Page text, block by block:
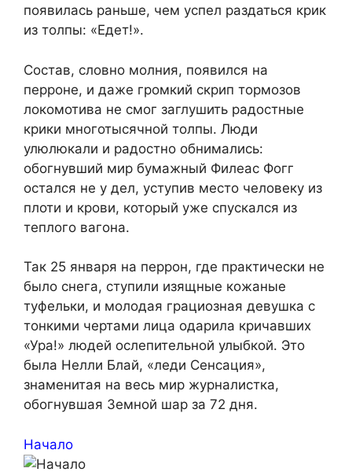
появилась раньше, чем успел раздаться крик
из толпы: «Едет!».
Состав, словно молния, появился на
перроне, и даже громкий скрип тормозов
локомотива не смог заглушить радостные
крики многотысячной толпы. Люди
улюлюкали и радостно обнимались:
обогнувший мир бумажный Филеас Фогг
остался не у дел, уступив место человеку из
плоти и крови, который уже спускался из
теплого вагона.
Так 25 января на перрон, где практически не
было снега, ступили изящные кожаные
туфельки, и молодая грациозная девушка с
тонкими чертами лица одарила кричавших
«Ура!» людей ослепительной улыбкой. Это
была Нелли Блай, «леди Сенсация»,
знаменитая на весь мир журналистка,
обогнувшая Земной шар за 72 дня.
Начало